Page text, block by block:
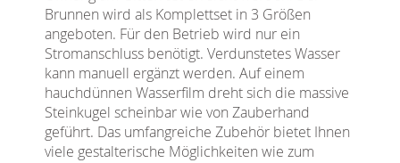
Brunnen wird als Komplettset in 3 Größen
angeboten. Für den Betrieb wird nur ein
Stromanschluss benötigt. Verdunstetes Wasser
kann manuell ergänzt werden. Auf einem
hauchdünnen Wasserfilm dreht sich die massive
Steinkugel scheinbar wie von Zauberhand
geführt. Das umfangreiche Zubehör bietet Ihnen
viele gestalterische Möglichkeiten wie zum